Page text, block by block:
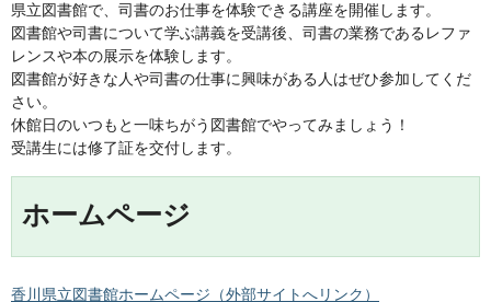
県立図書館で、司書のお仕事を体験できる講座を開催します。
図書館や司書について学ぶ講義を受講後、司書の業務であるレファ
レンスや本の展示を体験します。
図書館が好きな人や司書の仕事に興味がある人はぜひ参加してくだ
さい。
休館日のいつもと一味ちがう図書館でやってみましょう！
受講生には修了証を交付します。
ホームページ
香川県立図書館ホームページ（外部サイトへリンク）